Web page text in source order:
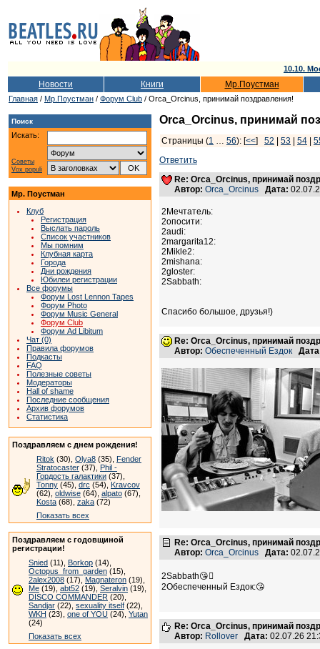
10.10.
Новости Книги Мр.Поустман
Главная / Мр.Поустман / Форум Club / Orca_Orcinus, принимай поздравления!
Поиск
Искать:
Советы
Vox populi
Мр. Поустман
Клуб
Регистрация
Выслать пароль
Список участников
Мы помним
Клубная карта
Города
Дни рождения
Юбилеи регистрации
Все форумы
Форум Lost Lennon Tapes
Форум Photo
Форум Music General
Форум Club
Форум Ad Libitum
Чат (0)
Правила форумов
Подкасты
FAQ
Полезные советы
Модераторы
Hall of shame
Последние сообщения
Архив форумов
Статистика
Поздравляем с днем рождения!
Ritok (30), Olya8 (35), Fender
Stratocaster (37), Phil -
Гордость галактики (37),
Tonny (45), drc (54), Kravcov
(62), oldwise (64), alpato (67),
Kosta (68), zaka (72)
Показать всех
Поздравляем с годовщиной
регистрации!
Snied (11), Borkop (14),
Octopus_from_garden (15),
2alex2008 (17), Magnateron (19),
Me (19), abt52 (19), Seralvin (19),
DISCO COMMANDER (20),
Sandjar (22), sexuality itself (22),
WKH (23), one of YOU (24), Yutan
(24)
Показать всех
Orca_Orcinus, принимай
Страницы (1 … 56): [<<] 52 53 54
Ответить
Re: Orca_Orcinus, принимай
Автор: Orca_Orcinus Дата:
2Мечтатель:
2опосити:
2audi:
2margarita12:
2Mikle2:
2mishana:
2gloster:
2Sabbath:
Спасибо большое, друзья!)
Re: Orca_Orcinus, принимай
Автор: Обеспеченный Ездок
Re: Orca_Orcinus, принимай
Автор: Orca_Orcinus Дата:
2Sabbath😘🫍
2Обеспеченный Ездок:😘
Re: Orca_Orcinus, принимай
Автор: Rollover Дата: 02.07.26